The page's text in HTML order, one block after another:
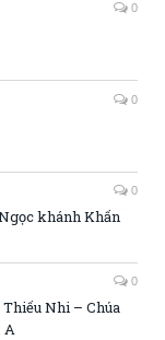
0
0
0
khánh Khấn
0
Nhi – Chúa
A